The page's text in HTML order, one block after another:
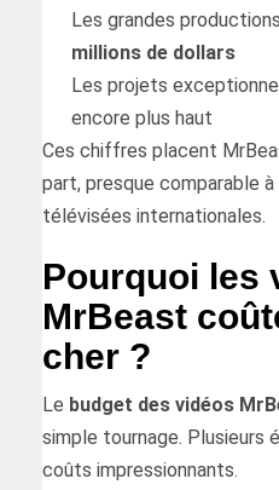
Les grandes
millions de dollars
Les projets
encore plus haut
Ces chiffres placent
part, presque comparable
télévisées internationales.
Pourquoi les
MrBeast
cher ?
Le budget des vidéos
simple tournage. Plusieurs
coûts impressionnants.